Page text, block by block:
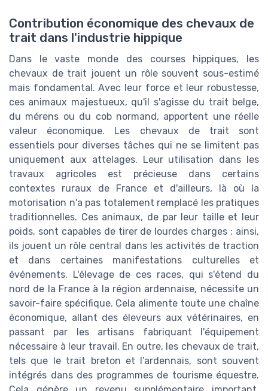
Contribution économique des chevaux de
trait dans l'industrie hippique
Dans le vaste monde des courses hippiques, les
chevaux de trait jouent un rôle souvent sous-estimé
mais fondamental. Avec leur force et leur robustesse,
ces animaux majestueux, qu'il s'agisse du trait belge,
du mérens ou du cob normand, apportent une réelle
valeur économique. Les chevaux de trait sont
essentiels pour diverses tâches qui ne se limitent pas
uniquement aux attelages. Leur utilisation dans les
travaux agricoles est précieuse dans certains
contextes ruraux de France et d'ailleurs, là où la
motorisation n'a pas totalement remplacé les pratiques
traditionnelles. Ces animaux, de par leur taille et leur
poids, sont capables de tirer de lourdes charges ; ainsi,
ils jouent un rôle central dans les activités de traction
et dans certaines manifestations culturelles et
événements. L'élevage de ces races, qui s'étend du
nord de la France à la région ardennaise, nécessite un
savoir-faire spécifique. Cela alimente toute une chaîne
économique, allant des éleveurs aux vétérinaires, en
passant par les artisans fabriquant l'équipement
nécessaire à leur travail. En outre, les chevaux de trait,
tels que le trait breton et l’ardennais, sont souvent
intégrés dans des programmes de tourisme équestre.